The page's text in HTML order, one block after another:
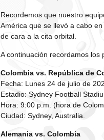
Recordemos que nuestro
América que se llevó a cabo
de cara a la cita orbital.
A continuación recordamos los
Colombia vs. República de
Fecha: Lunes 24 de julio de
Estadio: Sydney Football
Hora: 9:00 p.m. (hora de
Ciudad: Sydney, Australia.
Alemania vs. Colombia